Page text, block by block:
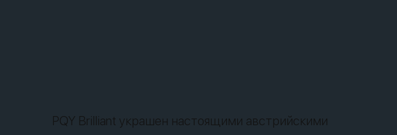
PQY Brilliant украшен настоящими австрийскими